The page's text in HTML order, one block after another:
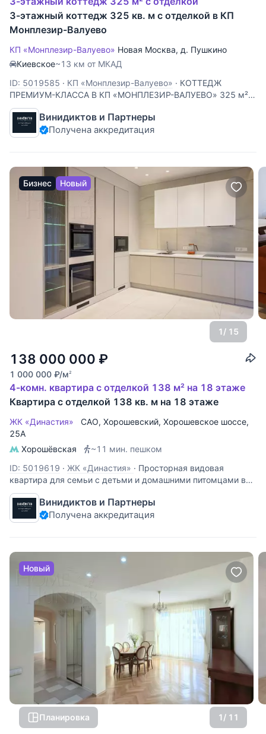
3-этажный коттедж 325 кв. м с отделкой в КП
Монплезир-Валуево
КП «Монплезир-Валуево» Новая Москва, д. Пушкино
Киевское~13 км от МКАД
ID: 5019585 · КП «Монплезир-Валуево» · КОТТЕДЖ
ПРЕМИУМ-КЛАССА В КП «МОНПЛЕЗИР-ВАЛУЕВО» 325 м² |
6 сотОК | 5 комнат | 3 этажа | м. Филатов-луг Уникальный
замок для большой семьи в элитном коттеджном поселке в
5 км от МКАД в д.Пушкино. Живописные окрестности —
Винидиктов и Партнеры
Получена аккредитация
Бизнес Новый
1/ 15
138 000 000 ₽
1 000 000 ₽/м2
4-комн. квартира с отделкой 138 м² на 18 этаже
Квартира с отделкой 138 кв. м на 18 этаже
ЖК «Династия» САО, Хорошевский, Хорошевское шоссе,
25А
Хорошёвская
~11 мин. пешком
ID: 5019619 · ЖК «Династия» · Просторная видовая
квартира для семьи с детьми и домашними питомцами в
отделке de-luxe ! Заехать с вещами и жить с
удовольствием ! ПРЕИМУЩЕСТВА - Безукоризненное
качество отделки, материалы и техника премиум-класса, в
Винидиктов и Партнеры
Получена аккредитация
Новый
Планировка 1/ 11